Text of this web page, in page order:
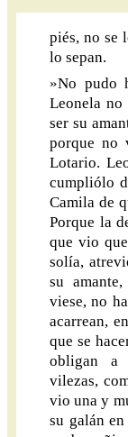
piés, no se
lo sepan.
»No pudo
Leonela no
ser su
porque no
Lotario.
cumpliólo
Camila de
Porque la
que vio
solía,
su
viese, no
acarrean,
que se
obligan a
vilezas,
vio una y
su galán